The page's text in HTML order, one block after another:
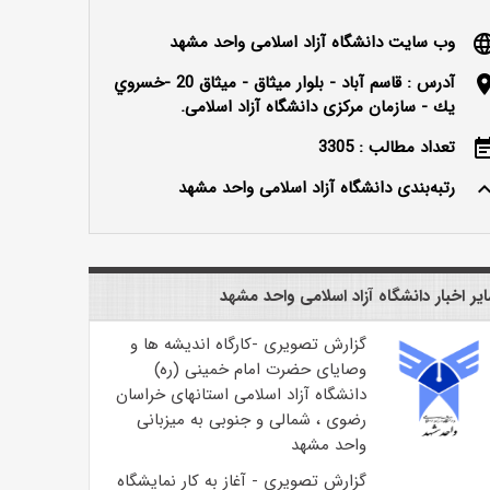
وب سایت دانشگاه آزاد اسلامی واحد مشهد
آدرس : قاسم آباد - بلوار ميثاق - ميثاق 20 -خسروي
يك - سازمان مرکزی دانشگاه آزاد اسلامی.
تعداد مطالب : 3305
keyboard_arrow_up
رتبه‌بندی دانشگاه آزاد اسلامی واحد مشهد
اخبار دانشگاه آزاد اسلامی واحد مشهد
گزارش تصویری -کارگاه اندیشه ها و
وصایای حضرت امام خمینی (ره)
دانشگاه آزاد اسلامی استانهای خراسان
رضوی ، شمالی و جنوبی به میزبانی
واحد مشهد
گزارش تصویری - آغاز به کار نمایشگاه